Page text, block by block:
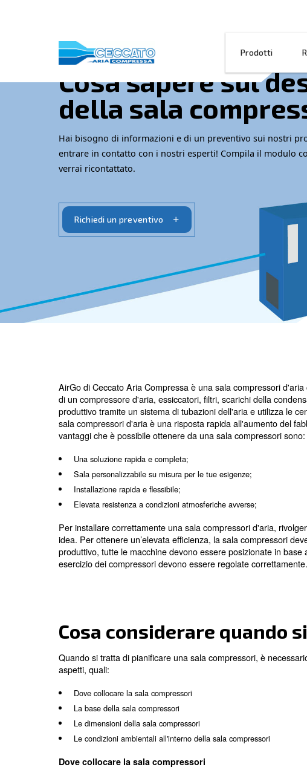
Cosa sapere
della sala
Hai bisogno di informazioni e di un
entrare in contatto con i nostri esperti!
verrai ricontattato.
Richiedi un preventivo
AirGo di Ceccato Aria Compressa è una sala
di un compressore d'aria, essiccatori, filtri,
produttivo tramite un sistema di tubazioni
sala compressori d'aria è una risposta rapida
vantaggi che è possibile ottenere da una sala
Una soluzione rapida e completa;
Elevata resistenza a condizioni atmosferiche
Per installare correttamente una sala
idea. Per ottenere un’elevata efficienza, la sala
produttivo, tutte le macchine devono essere
esercizio dei compressori devono essere